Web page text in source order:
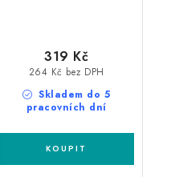
Skladem do 5
pracovních dní
264 Kč bez DPH
319 Kč